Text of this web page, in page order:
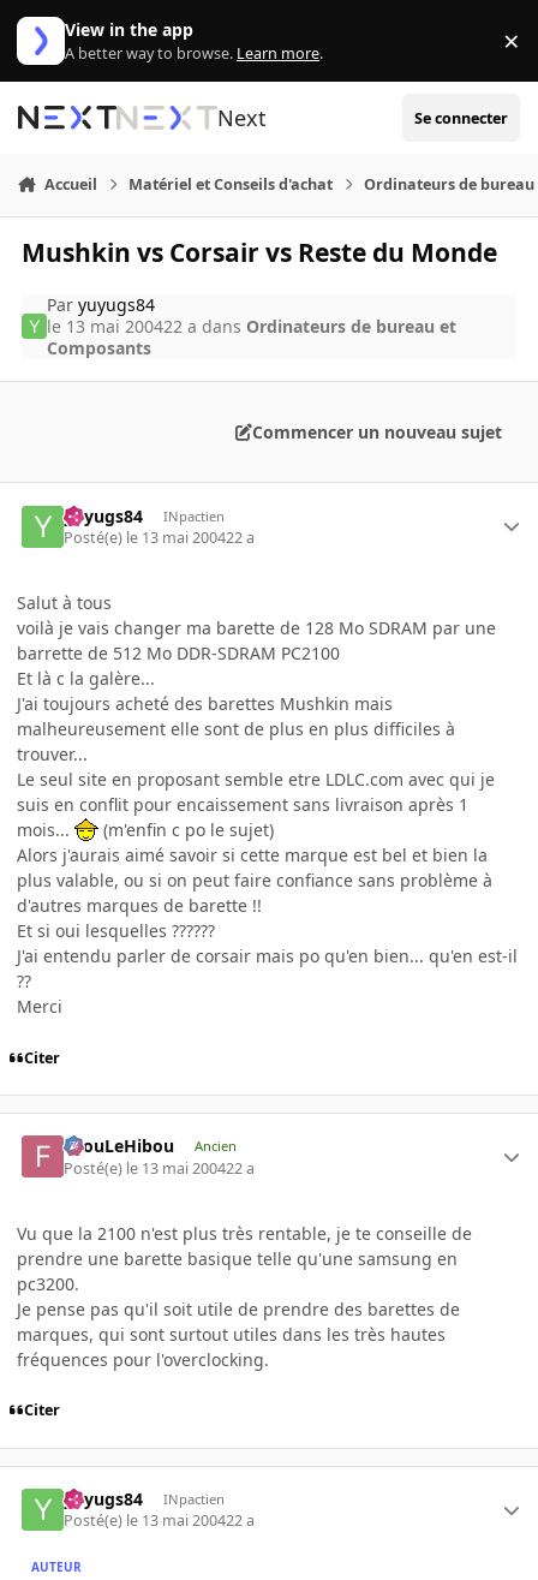
Aller au contenu
View in the app
A better way to browse. Learn more. ×
Next Se connecter
Accueil Matériel et Conseils d'achat Ordinateurs de bureau
Mushkin vs Corsair vs Reste du Monde
Paryuyugs84
le 13 mai 200422 a dans Ordinateurs de bureau et
Composants
Commencer un nouveau sujet
yuyugs84 INpactien
Posté(e) le 13 mai 200422 a
Salut à tous
voilà je vais changer ma barette de 128 Mo SDRAM par une
barrette de 512 Mo DDR-SDRAM PC2100
Et là c la galère...
J'ai toujours acheté des barettes Mushkin mais
malheureusement elle sont de plus en plus difficiles à
trouver...
Le seul site en proposant semble etre LDLC.com avec qui je
suis en conflit pour encaissement sans livraison après 1
mois...
(m'enfin c po le sujet)
Alors j'aurais aimé savoir si cette marque est bel et bien la
plus valable, ou si on peut faire confiance sans problème à
d'autres marques de barette !!
Et si oui lesquelles ??????
J'ai entendu parler de corsair mais po qu'en bien... qu'en est-il
??
Merci
Citer
FilouLeHibou Ancien
Posté(e) le 13 mai 200422 a
Vu que la 2100 n'est plus très rentable, je te conseille de
prendre une barette basique telle qu'une samsung en
pc3200.
Je pense pas qu'il soit utile de prendre des barettes de
marques, qui sont surtout utiles dans les très hautes
fréquences pour l'overclocking.
Citer
yuyugs84 INpactien
Posté(e) le 13 mai 200422 a
AUTEUR